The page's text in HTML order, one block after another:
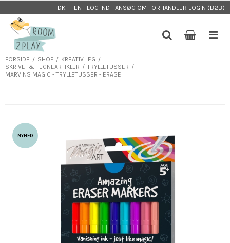
DK EN LOG IND ANSØG OM FORHANDLER LOGIN (B2B)
FORSIDE / SHOP / KREATIV LEG /
SKRIVE- & TEGNEARTIKLER / TRYLLETUSSER /
MARVINS MAGIC - TRYLLETUSSER - ERASE
NYHED